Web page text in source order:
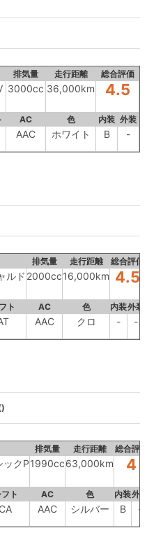
排気量 走行距離 総合評価
3000cc 36,000km 4.5
AC 色 内装 外装
AAC ホワイト B -
排気量 走行距離 総合評価
ルド 2000cc16,000km 4.5
ト AC 色 内装外装
AAC クロ - -
排気量 走行距離 総合評
ックP1990cc63,000km 4
ト AC 色 内装外
CA AAC シルバー B -